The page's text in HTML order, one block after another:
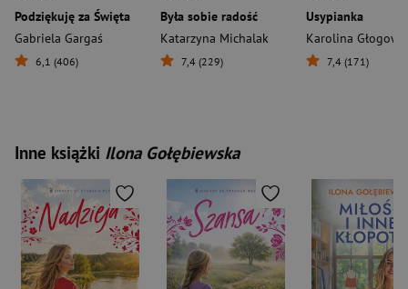
Podziękuję za Święta
Gabriela Gargaś
6,1 (406)
Była sobie radość
Katarzyna Michalak
7,4 (229)
Usypianka
Karolina
7,4 (171)
Inne książki Ilona Gołębiewska